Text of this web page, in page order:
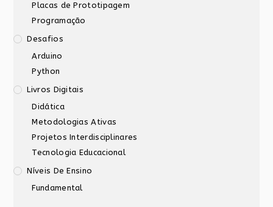
Placas de Prototipagem
Programação
Desafios
Arduino
Python
Livros Digitais
Didática
Metodologias Ativas
Projetos Interdisciplinares
Tecnologia Educacional
Níveis De Ensino
Fundamental